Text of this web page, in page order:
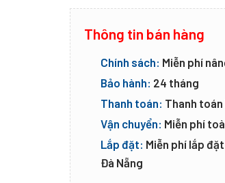
Thông tin bán hàng
Chính sách: Miễn phí
Bảo hành: 24 tháng
Thanh toán: Thanh toán
Vận chuyển: Miễn phí
Lắp đặt: Miễn phí lắp
Đà Nẵng